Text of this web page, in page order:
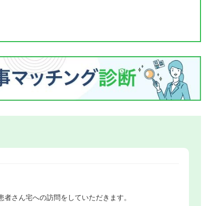
さん宅への訪問をしていただきます。